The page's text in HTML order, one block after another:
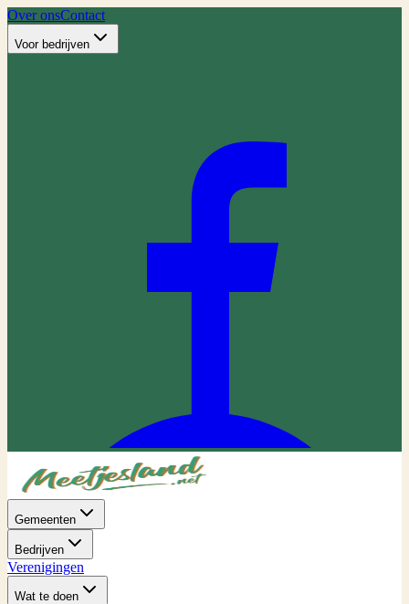
Over onsContact
Voor bedrijven
Gemeenten
Bedrijven
Verenigingen
Wat te doen